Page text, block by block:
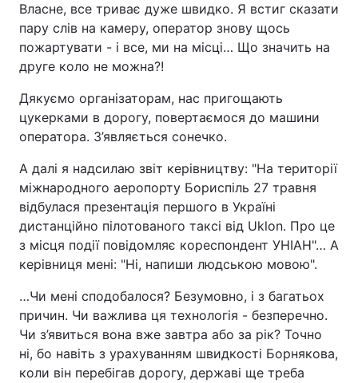
Власне, все триває дуже швидко. Я встиг сказати
пару слів на камеру, оператор знову щось
пожартувати - і все, ми на місці… Що значить на
друге коло не можна?!
Дякуємо організаторам, нас пригощають
цукерками в дорогу, повертаємося до машини
оператора. З’являється сонечко.
А далі я надсилаю звіт керівництву: "На території
міжнародного аеропорту Бориспіль 27 травня
відбулася презентація першого в Україні
дистанційно пілотованого таксі від Uklon. Про це
з місця події повідомляє кореспондент УНІАН"… А
керівниця мені: "Ні, напиши людською мовою".
…Чи мені сподобалося? Безумовно, і з багатьох
причин. Чи важлива ця технологія - безперечно.
Чи з’явиться вона вже завтра або за рік? Точно
ні, бо навіть з урахуванням швидкості Борнякова,
коли він перебігав дорогу, державі ще треба